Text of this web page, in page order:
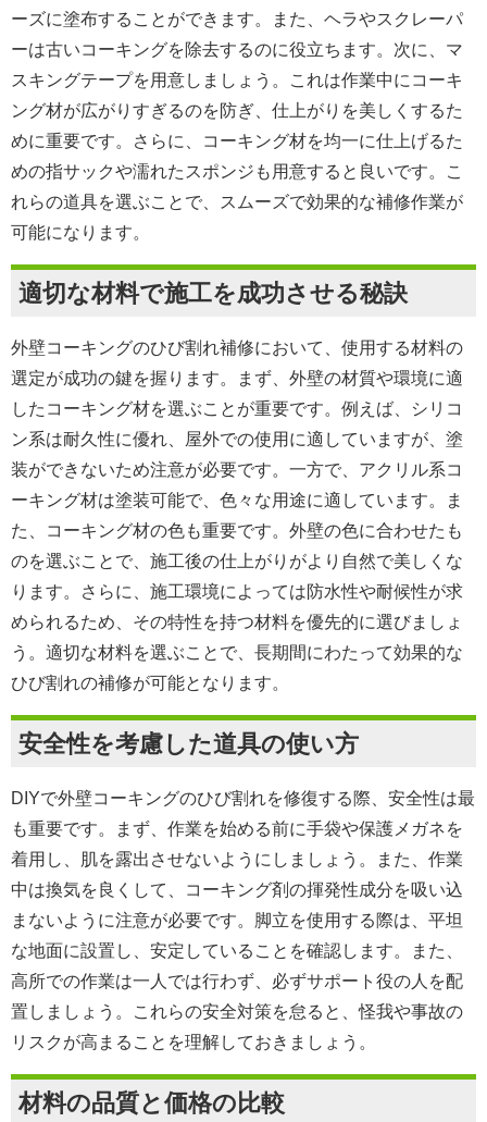
ーズに塗布することができます。また、ヘラやスクレーパ
ーは古いコーキングを除去するのに役立ちます。次に、マ
スキングテープを用意しましょう。これは作業中にコーキ
ング材が広がりすぎるのを防ぎ、仕上がりを美しくするた
めに重要です。さらに、コーキング材を均一に仕上げるた
めの指サックや濡れたスポンジも用意すると良いです。こ
れらの道具を選ぶことで、スムーズで効果的な補修作業が
可能になります。
適切な材料で施工を成功させる秘訣
外壁コーキングのひび割れ補修において、使用する材料の
選定が成功の鍵を握ります。まず、外壁の材質や環境に適
したコーキング材を選ぶことが重要です。例えば、シリコ
ン系は耐久性に優れ、屋外での使用に適していますが、塗
装ができないため注意が必要です。一方で、アクリル系コ
ーキング材は塗装可能で、色々な用途に適しています。ま
た、コーキング材の色も重要です。外壁の色に合わせたも
のを選ぶことで、施工後の仕上がりがより自然で美しくな
ります。さらに、施工環境によっては防水性や耐候性が求
められるため、その特性を持つ材料を優先的に選びましょ
う。適切な材料を選ぶことで、長期間にわたって効果的な
ひび割れの補修が可能となります。
安全性を考慮した道具の使い方
DIYで外壁コーキングのひび割れを修復する際、安全性は最
も重要です。まず、作業を始める前に手袋や保護メガネを
着用し、肌を露出させないようにしましょう。また、作業
中は換気を良くして、コーキング剤の揮発性成分を吸い込
まないように注意が必要です。脚立を使用する際は、平坦
な地面に設置し、安定していることを確認します。また、
高所での作業は一人では行わず、必ずサポート役の人を配
置しましょう。これらの安全対策を怠ると、怪我や事故の
リスクが高まることを理解しておきましょう。
材料の品質と価格の比較